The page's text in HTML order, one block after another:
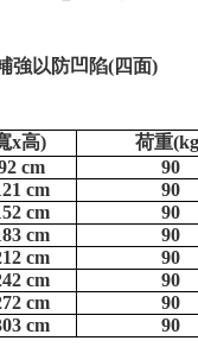
強以防凹陷(四面)
x高)
荷重
cm
90
cm
90
cm
90
cm
90
cm
90
cm
90
cm
90
cm 90